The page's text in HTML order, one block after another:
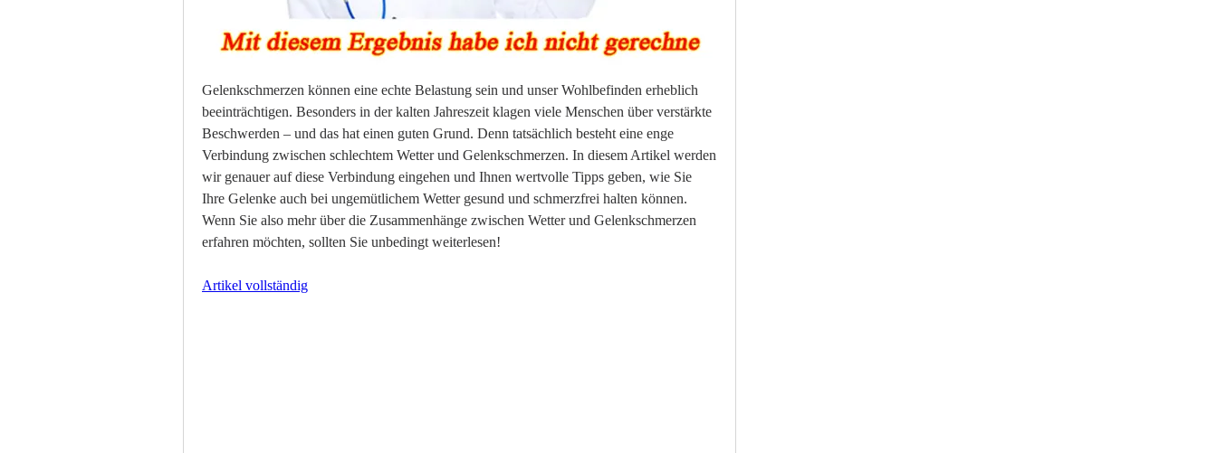
Gelenkschmerzen können eine echte Belastung sein und unser Wohlbefinden erheblich
beeinträchtigen. Besonders in der kalten Jahreszeit klagen viele Menschen über verstärkte
Beschwerden – und das hat einen guten Grund. Denn tatsächlich besteht eine enge
Verbindung zwischen schlechtem Wetter und Gelenkschmerzen. In diesem Artikel werden
wir genauer auf diese Verbindung eingehen und Ihnen wertvolle Tipps geben, wie Sie
Ihre Gelenke auch bei ungemütlichem Wetter gesund und schmerzfrei halten können.
Wenn Sie also mehr über die Zusammenhänge zwischen Wetter und Gelenkschmerzen
erfahren möchten, sollten Sie unbedingt weiterlesen!
Artikel vollständig